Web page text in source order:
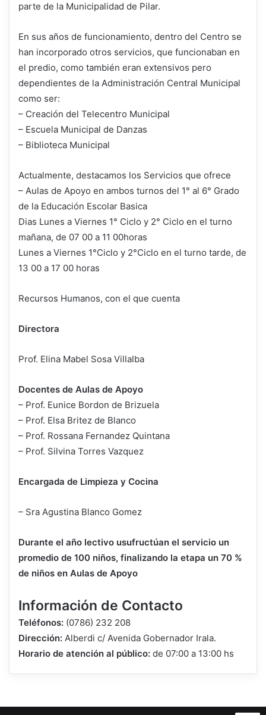
parte de la Municipalidad de Pilar.
En sus años de funcionamiento, dentro del Centro se
han incorporado otros servicios, que funcionaban en
el predio, como también eran extensivos pero
dependientes de la Administración Central Municipal
como ser:
– Creación del Telecentro Municipal
– Escuela Municipal de Danzas
– Biblioteca Municipal
Actualmente, destacamos los Servicios que ofrece
– Aulas de Apoyo en ambos turnos del 1° al 6° Grado
de la Educación Escolar Basica
Dias Lunes a Viernes 1° Ciclo y 2° Ciclo en el turno
mañana, de 07 00 a 11 00horas
Lunes a Viernes 1°Ciclo y 2°Ciclo en el turno tarde, de
13 00 a 17 00 horas
Recursos Humanos, con el que cuenta
Directora
Prof. Elina Mabel Sosa Villalba
Docentes de Aulas de Apoyo
– Prof. Eunice Bordon de Brizuela
– Prof. Elsa Britez de Blanco
– Prof. Rossana Fernandez Quintana
– Prof. Silvina Torres Vazquez
Encargada de Limpieza y Cocina
– Sra Agustina Blanco Gomez
Durante el año lectivo usufructúan el servicio un
promedio de 100 niños, finalizando la etapa un 70 %
de niños en Aulas de Apoyo
Información de Contacto
Teléfonos: (0786) 232 208
Dirección: Alberdi c/ Avenida Gobernador Irala.
Horario de atención al público: de 07:00 a 13:00 hs